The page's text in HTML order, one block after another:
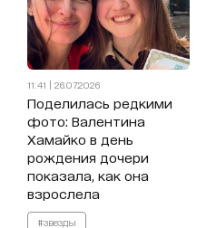
11:41 | 26.07.2026
Поделилась редкими
фото: Валентина
Хамайко в день
рождения дочери
показала, как она
взрослела
#звезды